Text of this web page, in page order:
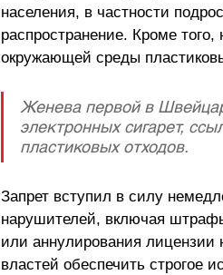
населения, в частности
распространение. Кроме
окружающей среды
Женева первой в
электронных сигарет,
пластиковых отходов.
Запрет вступил в силу
нарушителей, включая
или аннулирования лицензии
властей обеспечить строгое